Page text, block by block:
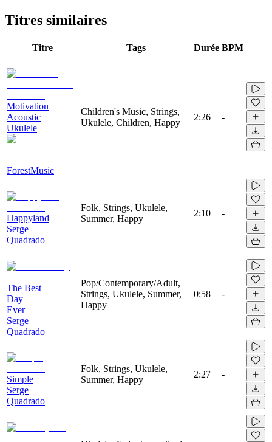
Titres similaires
Titre Tags Durée BPM
Motivation
Acoustic
Ukulele
ForestMusic
Children's Music, Strings,
Ukulele, Children, Happy
2:26 -
Happyland
Serge
Quadrado
Folk, Strings, Ukulele,
Summer, Happy
2:10 -
The Best
Day
Ever
Serge
Quadrado
Pop/Contemporary/Adult,
Strings, Ukulele, Summer,
Happy
0:58 -
Simple
Serge
Quadrado
Folk, Strings, Ukulele,
Summer, Happy
2:27 -